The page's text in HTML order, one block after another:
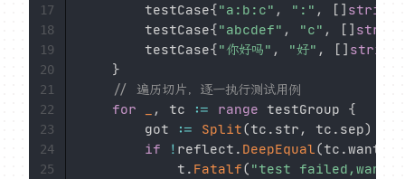
		testCase
{"a:b:c" , ":" , [ ] string
		testCase
{"abcdef" , "c" , [ ] string
		testCase
{"你好吗" , "好" , [ ] string
}
// 遍历切片，逐一执行测试用例
for
, tc := range testGroup {
		got
:= Split(tc . str , tc . sep)
if
! reflect . DeepEqual(tc .want
			t
. Fatalf( "test
17
18
19
20
21
22
23
24
25